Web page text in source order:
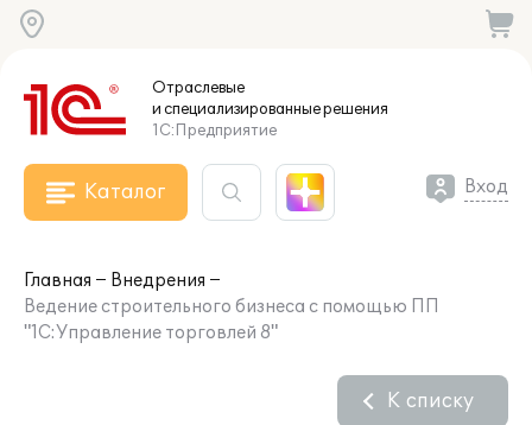
Отраслевые
и специализированныерешения
1С:Предприятие
Каталог Вход
Главная
Внедрения
Ведение строительного бизнеса с помощью ПП
"1С:Управление торговлей 8"
К списку